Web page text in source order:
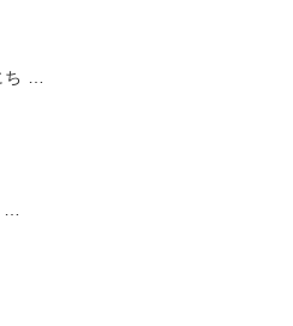
ち …
…